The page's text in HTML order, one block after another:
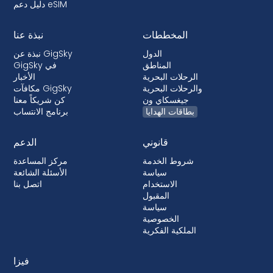
دليل دعم eSIM
نبذة عنا
نبذة عن GigSky
GigSky في
الأخبار
مكافآت GigSky
كن شريكاً معنا
برنامج الانتساب
المخططات
الدول
المناطق
الرحلات البحرية
والرحلات البحرية
جيغسكاي ون
بطاقات الهدايا
الدعم
مركز المساعدة
الأسئلة الشائعة
اتصل بنا
قانوني
شروط الخدمة
سياسة
الاستخدام
المقبول
سياسة
الخصوصية
الملكية الفكرية
فيزا